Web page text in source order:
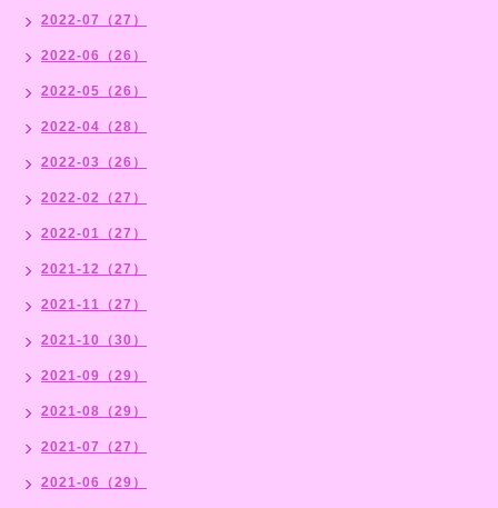
2022-07（27）
2022-06（26）
2022-05（26）
2022-04（28）
2022-03（26）
2022-02（27）
2022-01（27）
2021-12（27）
2021-11（27）
2021-10（30）
2021-09（29）
2021-08（29）
2021-07（27）
2021-06（29）